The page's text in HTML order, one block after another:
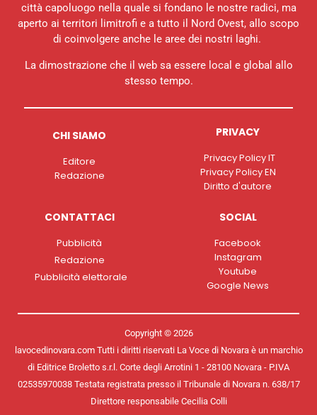
città capoluogo nella quale si fondano le nostre radici, ma
aperto ai territori limitrofi e a tutto il Nord Ovest, allo scopo
di coinvolgere anche le aree dei nostri laghi.
La dimostrazione che il web sa essere local e global allo
stesso tempo.
CHI SIAMO
Editore
Redazione
PRIVACY
Privacy Policy IT
Privacy Policy EN
Diritto d'autore
CONTATTACI
Pubblicità
Redazione
Pubblicità elettorale
SOCIAL
Facebook
Instagram
Youtube
Google News
Copyright © 2026
lavocedinovara.com Tutti i diritti riservati La Voce di Novara è un marchio
di Editrice Broletto s.r.l. Corte degli Arrotini 1 - 28100 Novara - P.IVA
02535970038 Testata registrata presso il Tribunale di Novara n. 638/17
Direttore responsabile Cecilia Colli